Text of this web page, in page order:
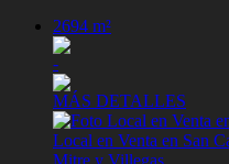
2694 m²
-
MÁS DETALLES
Local en Venta en San